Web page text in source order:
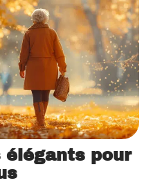
élégants pour